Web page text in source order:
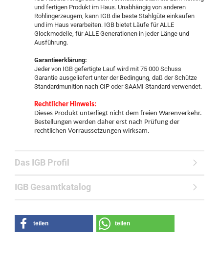
und fertigen Produkt im Haus. Unabhängig von anderen
Rohlingerzeugern, kann IGB die beste Stahlgüte einkaufen
und im Haus verarbeiten. IGB bietet Läufe für ALLE
Glockmodelle, für ALLE Generationen in jeder Länge und
Ausführung.
Garantieerklärung:
Jeder von IGB gefertigte Lauf wird mit 75 000 Schuss
Garantie ausgeliefert unter der Bedingung, daß der Schütze
Standardmunition nach CIP oder SAAMI Standard verwendet.
Rechtlicher Hinweis:
Dieses Produkt unterliegt nicht dem freien Warenverkehr.
Bestellungen werden daher erst nach Prüfung der
rechtlichen Vorraussetzungen wirksam.
Das IGB Profil
IGB Gesamtkatalog
teilen teilen